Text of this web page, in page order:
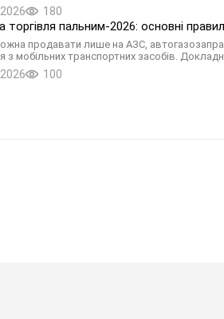
180
торгівля пальним-2026: основні
продавати лише на АЗС,
з мобільних транспортних засобів.
100